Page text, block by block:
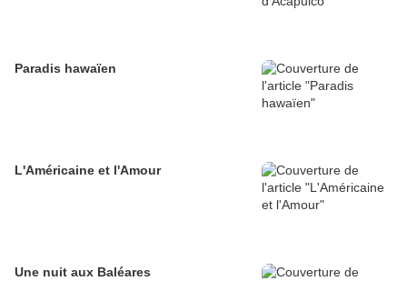
Paradis hawaïen
L'Américaine et l'Amour
Une nuit aux Baléares